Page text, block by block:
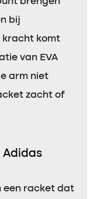
bij
kracht komt
van EVA
arm niet
zacht of
Adidas
een racket dat